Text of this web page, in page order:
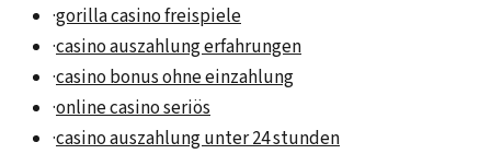
·gorilla casino freispiele
·casino auszahlung erfahrungen
·casino bonus ohne einzahlung
·online casino seriös
·casino auszahlung unter 24 stunden